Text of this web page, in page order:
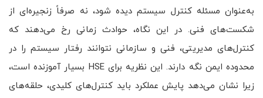
به‌عنوان مسئله کنترل سیستم دیده شود، نه صرفاً زنجیره‌ای از
شکست‌های فنی. در این نگاه، حوادث زمانی رخ می‌دهند که
کنترل‌های مدیریتی، فنی و سازمانی نتوانند رفتار سیستم را در
محدوده ایمن نگه دارند. این نظریه برای HSE بسیار آموزنده است،
زیرا نشان می‌دهد پایش عملکرد باید کنترل‌های کلیدی، حلقه‌های